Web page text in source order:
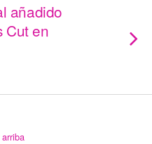
añadido
Cut en